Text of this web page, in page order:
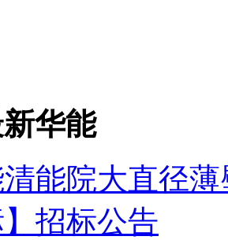
华能
清能院大直径
招标公告